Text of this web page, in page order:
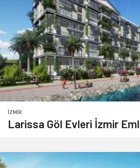
İZMIR
Larissa Göl Evleri İzmir